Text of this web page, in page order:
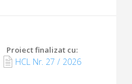
Proiect finalizat cu:
HCL Nr. 27 / 2026